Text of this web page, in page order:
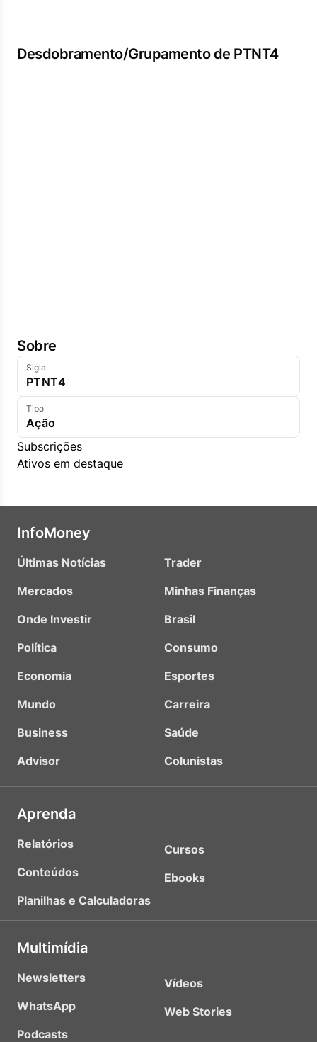
Desdobramento/Grupamento de PTNT4
Sobre
Sigla
PTNT4
Tipo
Ação
Subscrições
Ativos em destaque
InfoMoney
Últimas Notícias
Mercados
Onde Investir
Política
Economia
Mundo
Business
Advisor
Trader
Minhas Finanças
Brasil
Consumo
Esportes
Carreira
Saúde
Colunistas
Aprenda
Relatórios
Conteúdos
Planilhas e Calculadoras
Cursos
Ebooks
Multimídia
Newsletters
WhatsApp
Podcasts
Vídeos
Web Stories